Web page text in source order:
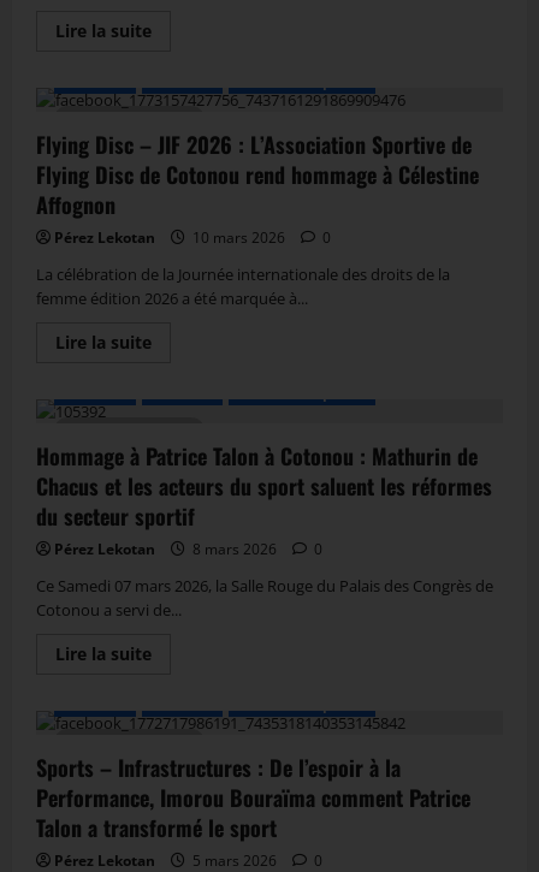
Lire la suite
Flying Disc – JIF 2026 : L’Association Sportive de
Flying Disc de Cotonou rend hommage à Célestine
Affognon
Pérez Lekotan 10 mars 2026 0
La célébration de la Journée internationale des droits de la
femme édition 2026 a été marquée à...
Lire la suite
Hommage à Patrice Talon à Cotonou : Mathurin de
Chacus et les acteurs du sport saluent les réformes
du secteur sportif
Pérez Lekotan 8 mars 2026 0
Ce Samedi 07 mars 2026, la Salle Rouge du Palais des Congrès de
Cotonou a servi de...
Lire la suite
Sports – Infrastructures : De l’espoir à la
Performance, Imorou Bouraïma comment Patrice
Talon a transformé le sport
Pérez Lekotan 5 mars 2026 0